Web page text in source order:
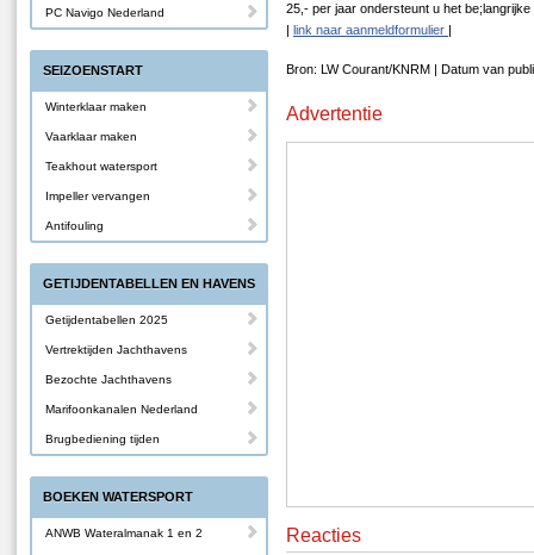
25,- per jaar ondersteunt u het
| link naar aanmeldformulier |
Bron: LW Courant/KNRM | Datum van
Advertentie
Reacties
PC Navigo Nederland
SEIZOENSTART
Winterklaar maken
Vaarklaar maken
Teakhout watersport
Impeller vervangen
Antifouling
GETIJDENTABELLEN EN HAVENS
Getijdentabellen 2025
Vertrektijden Jachthavens
Bezochte Jachthavens
Marifoonkanalen Nederland
Brugbediening tijden
BOEKEN WATERSPORT
ANWB Wateralmanak 1 en 2